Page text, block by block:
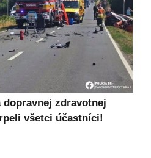
dopravnej zdravotnej
všetci účastníci!